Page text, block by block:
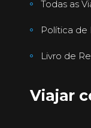
Todas as
Política de
Livro de
Viajar